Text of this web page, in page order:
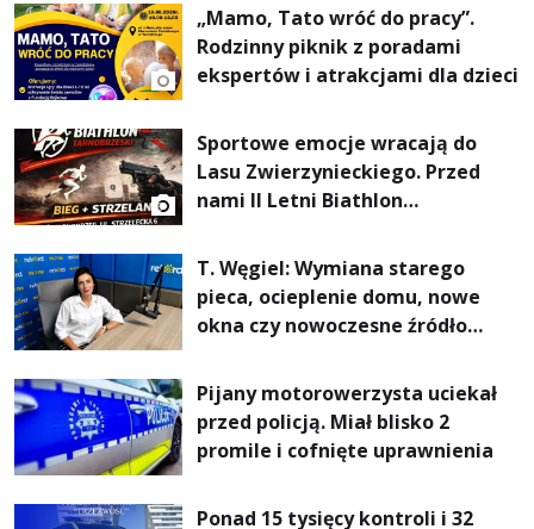
„Mamo, Tato wróć do pracy”.
Rodzinny piknik z poradami
ekspertów i atrakcjami dla dzieci
Sportowe emocje wracają do
Lasu Zwierzynieckiego. Przed
nami II Letni Biathlon
T. Węgiel: Wymiana starego
pieca, ocieplenie domu, nowe
okna czy nowoczesne źródło
rachunki za energię, lepszy
komfort życia i... czystsze
powietrze
Pijany motorowerzysta uciekał
przed policją. Miał blisko 2
promile i cofnięte uprawnienia
Ponad 15 tysięcy kontroli i 32